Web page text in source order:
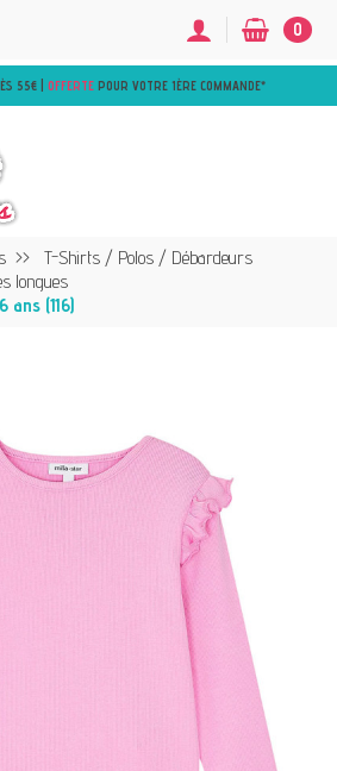
55€ | OFFERTE POUR VOTRE 1ÈRE COMMANDE*
0
T-Shirts / Polos / Débardeurs
longues
ans (116)